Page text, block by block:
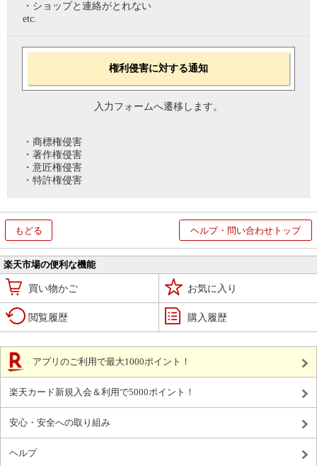
・ショップと連絡がとれない
etc.
権利侵害に対する通知
入力フォームへ遷移します。
・商標権侵害
・著作権侵害
・意匠権侵害
・特許権侵害
もどる ヘルプ・問い合わせトップ
楽天市場の便利な機能
買い物かご お気に入り
閲覧履歴 購入履歴
アプリのご利用で最大1000ポイント！
楽天カード新規入会＆利用で5000ポイント！
安心・安全への取り組み
ヘルプ